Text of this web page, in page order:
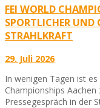
FEI WORLD
PORTLICHER UND
TRAHLKRAFT
29. Juli 2026
In wenigen Tagen ist
Championships
Pressegespräch in der